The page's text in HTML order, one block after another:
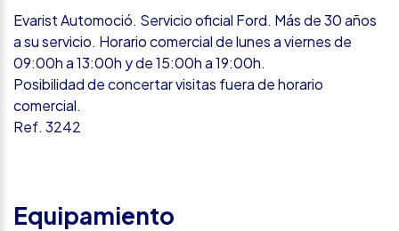
Evarist Automoció. Servicio oficial Ford. Más de 30 años
a su servicio. Horario comercial de lunes a viernes de
09:00h a 13:00h y de 15:00h a 19:00h.
Posibilidad de concertar visitas fuera de horario
comercial.
Ref. 3242
Equipamiento